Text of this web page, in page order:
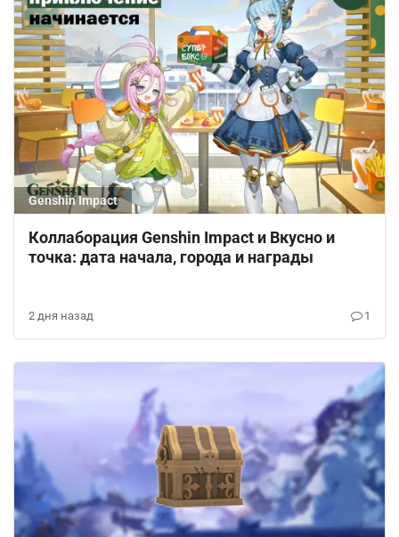
Genshin Impact
Коллаборация Genshin Impact и Вкусно и
точка: дата начала, города и награды
2 дня назад 1